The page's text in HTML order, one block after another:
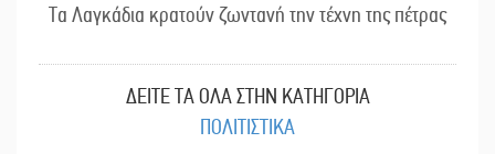
Τα Λαγκάδια κρατούν ζωντανή την τέχνη της πέτρας
ΔΕΙΤΕ ΤΑ ΟΛΑ ΣΤΗΝ ΚΑΤΗΓΟΡΙΑ
ΠΟΛΙΤΙΣΤΙΚΑ